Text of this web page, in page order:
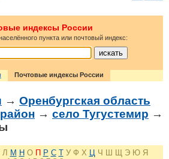
индексы России
пункта или почтовый индекс:
Почтовые индексы России
→ Оренбургская область
→ село Тугустемир →
Л М Н О П Р С Т У Ф Х Ц Ч Ш Щ Э Ю Я